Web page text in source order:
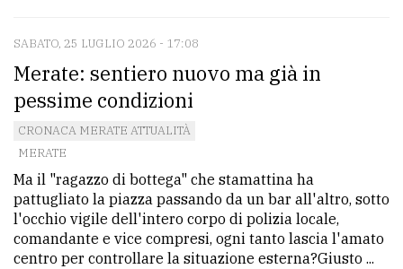
SABATO, 25 LUGLIO 2026 - 17:08
Merate: sentiero nuovo ma già in
pessime condizioni
CRONACA MERATE ATTUALITÀ
MERATE
Ma il "ragazzo di bottega" che stamattina ha
pattugliato la piazza passando da un bar all'altro, sotto
l'occhio vigile dell'intero corpo di polizia locale,
comandante e vice compresi, ogni tanto lascia l'amato
centro per controllare la situazione esterna?Giusto ...